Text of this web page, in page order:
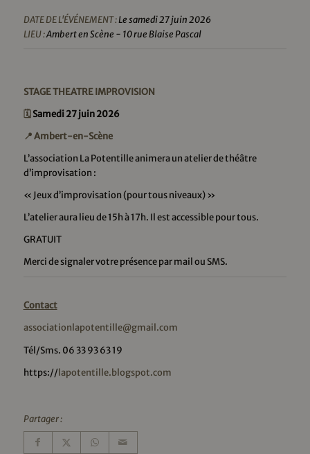
DATE DE L'ÉVÉNEMENT :Le samedi 27 juin 2026
LIEU :Ambert en Scène - 10 rue Blaise Pascal
STAGE THEATRE IMPROVISION
🗓️ Samedi 27 juin 2026
📍 Ambert-en-Scène
L’association La Potentille animera un atelier de théâtre
d’improvisation :
« Jeux d’improvisation (pour tous niveaux) »
L’atelier aura lieu de 15h à 17h. Il est accessible pour tous.
GRATUIT
Merci de signaler votre présence par mail ou SMS.
Contact
associationlapotentille@gmail.com
Tél/Sms. 06 33 93 63 19
https://lapotentille.blogspot.com
Partager :